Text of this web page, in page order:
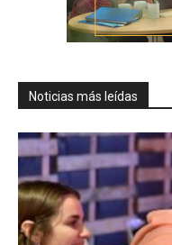
Noticias más leídas